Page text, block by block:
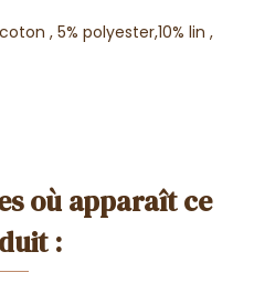
, 5% polyester,10% lin ,
où apparaît ce
: